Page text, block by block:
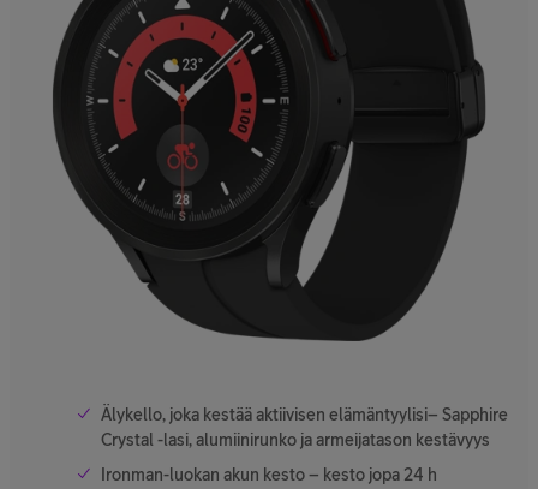
Älykello, joka kestää aktiivisen elämäntyylisi– Sapphire
Crystal -lasi, alumiinirunko ja armeijatason kestävyys
Ironman-luokan akun kesto – kesto jopa 24 h